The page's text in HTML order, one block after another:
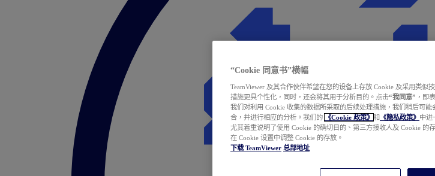
“Cookie 同意书”横幅
TeamViewer 及其合作伙伴希望在您的设备上存放 Cookie 及采用类似
措施更具个性化，同时，还会将其用于分析目的。点击“我同意” ，即
我们对利用 Cookie 收集的数据所采取的后续处理措施，我们稍后可
合，并进行相应的分析。我们的
《Cookie 政策》 和 《隐私政策》 中进
尤其着重说明了使用 Cookie 的确切目的、第三方接收人及 Cookie 的
在 Cookie 设置中调整 Cookie 的存放。
下载 TeamViewer 总部地址